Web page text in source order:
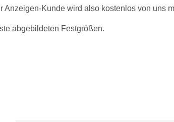
Kunde wird also kostenlos von uns
abgebildeten Festgrößen.